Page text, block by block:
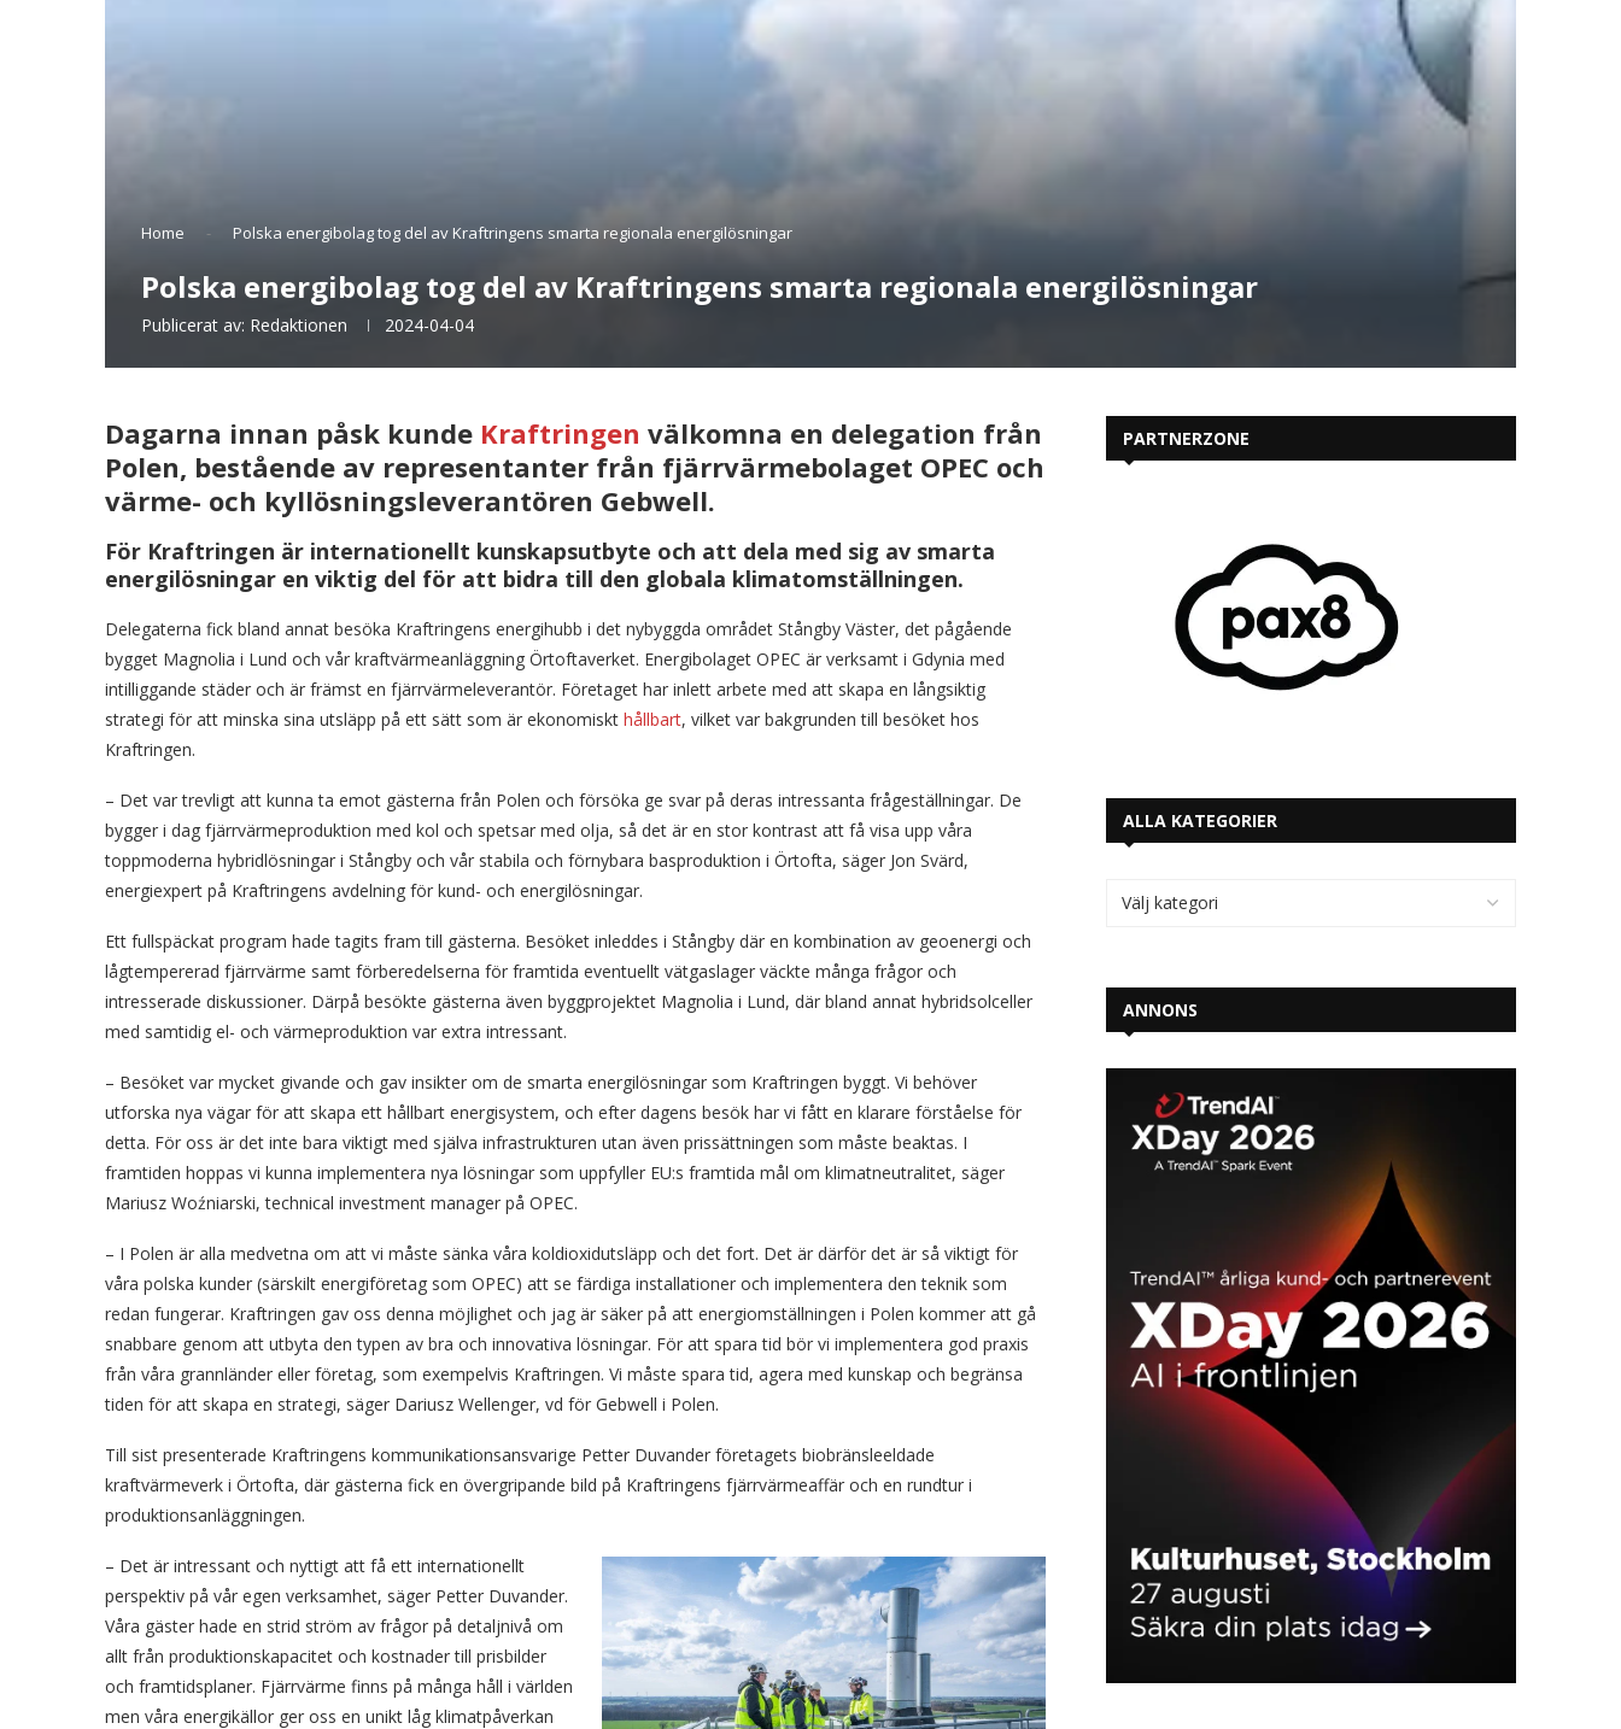
Home - Polska energibolag tog del av Kraftringens smarta regionala energilösningar
Polska energibolag tog del av Kraftringens smarta regionala energilösningar
Publicerat av: Redaktionen 2024-04-04
Dagarna innan påsk kunde Kraftringen välkomna en delegation från
Polen, bestående av representanter från fjärrvärmebolaget OPEC och
värme- och kyllösningsleverantören Gebwell.
För Kraftringen är internationellt kunskapsutbyte och att dela med sig av smarta
energilösningar en viktig del för att bidra till den globala klimatomställningen.
Delegaterna fick bland annat besöka Kraftringens energihubb i det nybyggda området Stångby Väster, det pågående
bygget Magnolia i Lund och vår kraftvärmeanläggning Örtoftaverket. Energibolaget OPEC är verksamt i Gdynia med
intilliggande städer och är främst en fjärrvärmeleverantör. Företaget har inlett arbete med att skapa en långsiktig
strategi för att minska sina utsläpp på ett sätt som är ekonomiskt hållbart, vilket var bakgrunden till besöket hos
Kraftringen.
– Det var trevligt att kunna ta emot gästerna från Polen och försöka ge svar på deras intressanta frågeställningar. De
bygger i dag fjärrvärmeproduktion med kol och spetsar med olja, så det är en stor kontrast att få visa upp våra
toppmoderna hybridlösningar i Stångby och vår stabila och förnybara basproduktion i Örtofta, säger Jon Svärd,
energiexpert på Kraftringens avdelning för kund- och energilösningar.
Ett fullspäckat program hade tagits fram till gästerna. Besöket inleddes i Stångby där en kombination av geoenergi och
lågtempererad fjärrvärme samt förberedelserna för framtida eventuellt vätgaslager väckte många frågor och
intresserade diskussioner. Därpå besökte gästerna även byggprojektet Magnolia i Lund, där bland annat hybridsolceller
med samtidig el- och värmeproduktion var extra intressant.
– Besöket var mycket givande och gav insikter om de smarta energilösningar som Kraftringen byggt. Vi behöver
utforska nya vägar för att skapa ett hållbart energisystem, och efter dagens besök har vi fått en klarare förståelse för
detta. För oss är det inte bara viktigt med själva infrastrukturen utan även prissättningen som måste beaktas. I
framtiden hoppas vi kunna implementera nya lösningar som uppfyller EU:s framtida mål om klimatneutralitet, säger
Mariusz Woźniarski, technical investment manager på OPEC.
– I Polen är alla medvetna om att vi måste sänka våra koldioxidutsläpp och det fort. Det är därför det är så viktigt för
våra polska kunder (särskilt energiföretag som OPEC) att se färdiga installationer och implementera den teknik som
redan fungerar. Kraftringen gav oss denna möjlighet och jag är säker på att energiomställningen i Polen kommer att gå
snabbare genom att utbyta den typen av bra och innovativa lösningar. För att spara tid bör vi implementera god praxis
från våra grannländer eller företag, som exempelvis Kraftringen. Vi måste spara tid, agera med kunskap och begränsa
tiden för att skapa en strategi, säger Dariusz Wellenger, vd för Gebwell i Polen.
Till sist presenterade Kraftringens kommunikationsansvarige Petter Duvander företagets biobränsleeldade
kraftvärmeverk i Örtofta, där gästerna fick en övergripande bild på Kraftringens fjärrvärmeaffär och en rundtur i
produktionsanläggningen.
– Det är intressant och nyttigt att få ett internationellt
perspektiv på vår egen verksamhet, säger Petter Duvander.
Våra gäster hade en strid ström av frågor på detaljnivå om
allt från produktionskapacitet och kostnader till prisbilder
och framtidsplaner. Fjärrvärme finns på många håll i världen
men våra energikällor ger oss en unikt låg klimatpåverkan
PARTNERZONE
ALLA KATEGORIER
ANNONS